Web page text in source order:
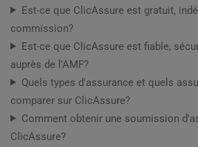
Est-ce que ClicAssure est gratuit,
commission?
Est-ce que ClicAssure est fiable,
auprès de l'AMF?
Quels types d'assurance et quels
comparer sur ClicAssure?
Comment obtenir une soumission
ClicAssure?